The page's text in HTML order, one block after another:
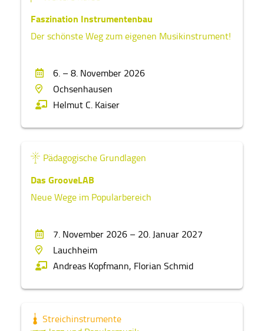
Faszination Instrumentenbau
Der schönste Weg zum eigenen Musikinstrument!
6. – 8. November 2026
Ochsenhausen
Helmut C. Kaiser
Pädagogische Grundlagen
Das GrooveLAB
Neue Wege im Popularbereich
7. November 2026 – 20. Januar 2027
Lauchheim
Andreas Kopfmann, Florian Schmid
Streichinstrumente